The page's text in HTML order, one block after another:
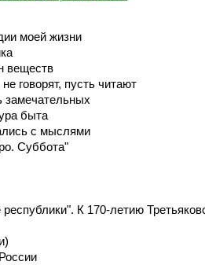
моей жизни
веществ
говорят, пусть читают
быта
с мыслями
Суббота"
К 170-летию